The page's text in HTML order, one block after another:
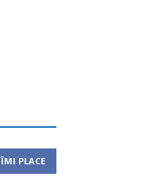
ÎMI PLACE